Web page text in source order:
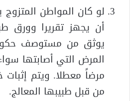
لو كان المواطن
أن يجهز تقريرا وورق
يوثق من مستوصف
المرض التي أصابتها
مرضاً معطلا. ويتم إثبات
من قبل طبيبها المعالج.